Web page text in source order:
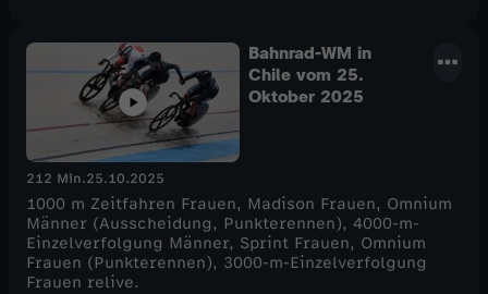
Bahnrad-WM in
Chile vom 25.
Oktober 2025
212 Min.25.10.2025
1000 m Zeitfahren Frauen, Madison Frauen, Omnium
Männer (Ausscheidung, Punkterennen), 4000-m-
Einzelverfolgung Männer, Sprint Frauen, Omnium
Frauen (Punkterennen), 3000-m-Einzelverfolgung
Frauen relive.